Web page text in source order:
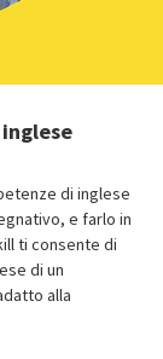
di inglese
e farlo in
ti consente di
di un
alla